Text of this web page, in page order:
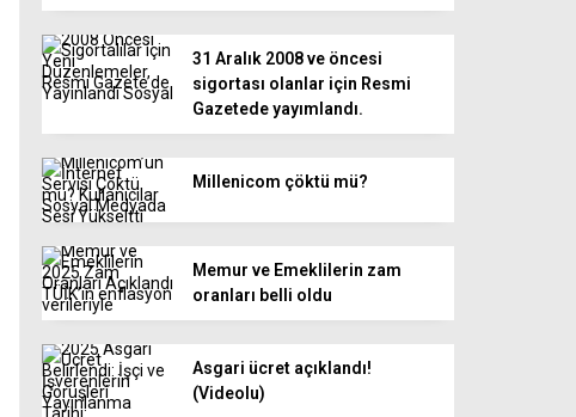
31 Aralık 2008 ve öncesi
sigortası olanlar için Resmi
Gazetede yayımlandı.
Millenicom çöktü mü?
Memur ve Emeklilerin zam
oranları belli oldu
Asgari ücret açıklandı!
(Videolu)